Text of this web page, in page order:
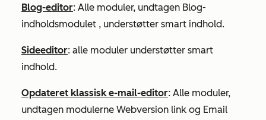
Blog-editor: Alle moduler, undtagen Blog-
indholdsmodulet , understøtter smart indhold.
Sideeditor: alle moduler understøtter smart
indhold.
Opdateret klassisk e-mail-editor: Alle moduler,
undtagen modulerne Webversion link og Email